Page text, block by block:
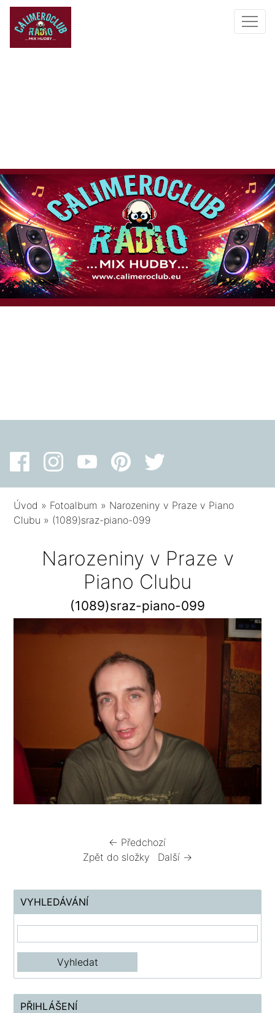
Úvod » Fotoalbum » Narozeniny v Praze v Piano
Clubu » (1089)sraz-piano-099
Narozeniny v Praze v
Piano Clubu
(1089)sraz-piano-099
← Předchozí
Zpět do složky
Další →
VYHLEDÁVÁNÍ
PŘIHLÁŠENÍ